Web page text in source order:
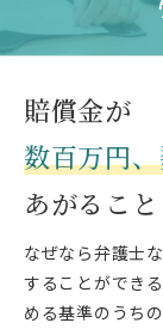
賠償金が
数百万円
あがること
なぜなら弁護士
することができ
める基準のうち